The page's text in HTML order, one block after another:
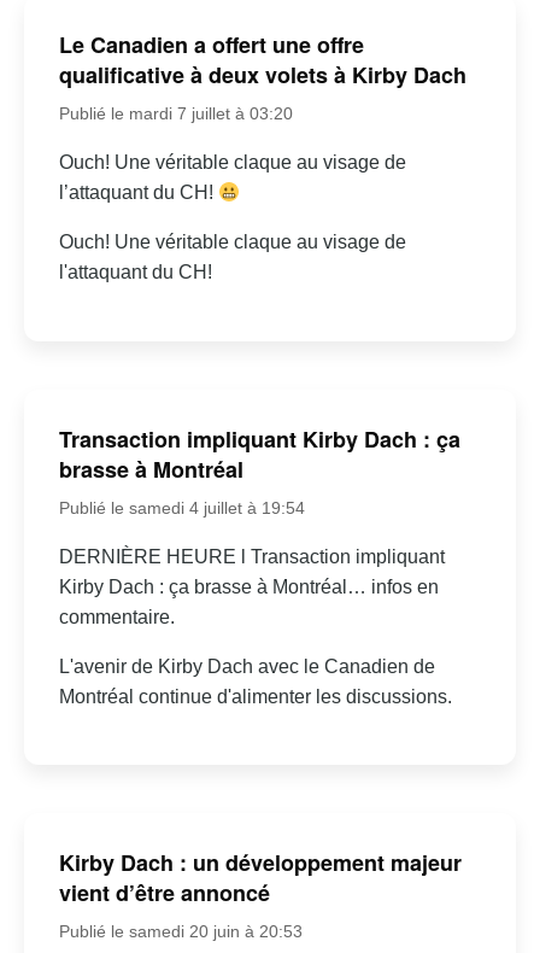
Le Canadien a offert une offre
qualificative à deux volets à Kirby Dach
Publié le mardi 7 juillet à 03:20
Ouch! Une véritable claque au visage de
l’attaquant du CH!
Ouch! Une véritable claque au visage de
l'attaquant du CH!
Transaction impliquant Kirby Dach : ça
brasse à Montréal
Publié le samedi 4 juillet à 19:54
DERNIÈRE HEURE l Transaction impliquant
Kirby Dach : ça brasse à Montréal… infos en
commentaire.
L'avenir de Kirby Dach avec le Canadien de
Montréal continue d'alimenter les discussions.
Kirby Dach : un développement majeur
vient d’être annoncé
Publié le samedi 20 juin à 20:53